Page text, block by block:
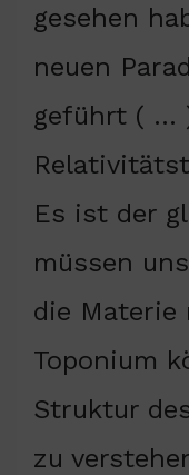
gesehen
neuen
geführt ( …
Es ist der
müssen
die Materie
Toponium
Struktur
zu